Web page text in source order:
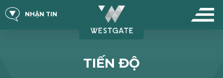
NHẬN TIN
TIẾN ĐỘ